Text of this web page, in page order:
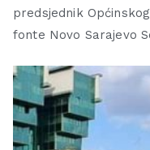
predsjednik
fonte Novo Sarajevo